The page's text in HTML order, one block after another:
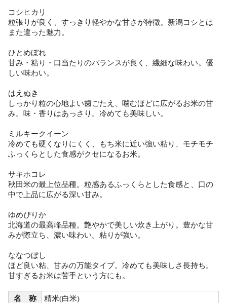
コシヒカリ
粒張りが良く、すっきり軽やかな甘さが特徴。新潟コシとは
また違った魅力。
ひとめぼれ
甘み・粘り・口当たりのバランスが良く、繊細な味わい。優
しい味わい。
はえぬき
しっかり粒の心地よい歯ごたえ、噛むほどに広がるお米の甘
み。味・香りはあっさり。冷めても美味しい。
ミルキークイーン
冷めても硬くなりにくく、もち米に近い強い粘り、モチモチ
ふっくらとした食感がクセになるお米。
サキホコレ
秋田米の最上位品種。粒感あるふっくらとした食感と、口の
中で上品に広がる深い甘み。
ゆめぴりか
北海道の最高峰品種。艶やかで美しい炊き上がり。豊かな甘
みが際立ち、濃い味わい。粘りが強い。
ななつぼし
ほど良い粘、甘みの万能タイプ。冷めても美味しさ長持ち。
甘すぎるお米は苦手という方にも。
名 称 精米(白米)